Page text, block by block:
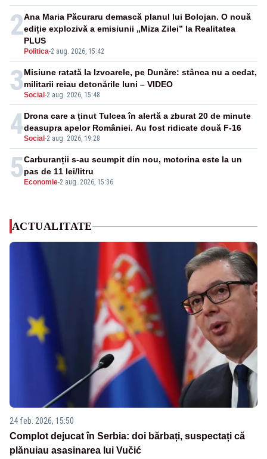
2
Politica-2 aug. 2026, 15:42
Ana Maria Păcuraru demască planul lui Bolojan. O nouă
ediție explozivă a emisiunii „Miza Zilei” la Realitatea
PLUS
3Social -2 aug. 2026, 15:48
Misiune ratată la Izvoarele, pe Dunăre: stânca nu a cedat,
militarii reiau detonările luni – VIDEO
4Social -2 aug. 2026, 19:28
Drona care a ținut Tulcea în alertă a zburat 20 de minute
deasupra apelor României. Au fost ridicate două F-16
5 Economie-2 aug. 2026, 15:36
Carburanții s-au scumpit din nou, motorina este la un
pas de 11 lei/litru
ACTUALITATE
24 feb. 2026, 15:50
Complot dejucat în Serbia: doi bărbați, suspectați că
plănuiau asasinarea lui Vučić